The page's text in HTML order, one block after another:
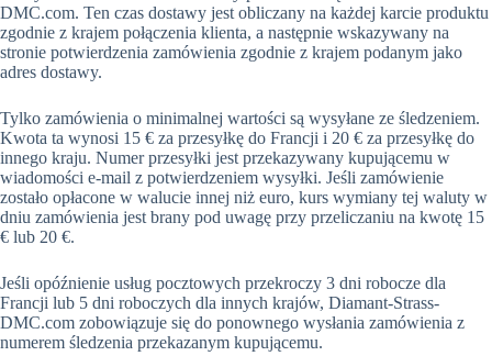
DMC.com. Ten czas dostawy jest obliczany na każdej karcie produktu
zgodnie z krajem połączenia klienta, a następnie wskazywany na
stronie potwierdzenia zamówienia zgodnie z krajem podanym jako
adres dostawy.
Tylko zamówienia o minimalnej wartości są wysyłane ze śledzeniem.
Kwota ta wynosi 15 € za przesyłkę do Francji i 20 € za przesyłkę do
innego kraju. Numer przesyłki jest przekazywany kupującemu w
wiadomości e-mail z potwierdzeniem wysyłki. Jeśli zamówienie
zostało opłacone w walucie innej niż euro, kurs wymiany tej waluty w
dniu zamówienia jest brany pod uwagę przy przeliczaniu na kwotę 15
€ lub 20 €.
Jeśli opóźnienie usług pocztowych przekroczy 3 dni robocze dla
Francji lub 5 dni roboczych dla innych krajów, Diamant-Strass-
DMC.com zobowiązuje się do ponownego wysłania zamówienia z
numerem śledzenia przekazanym kupującemu.